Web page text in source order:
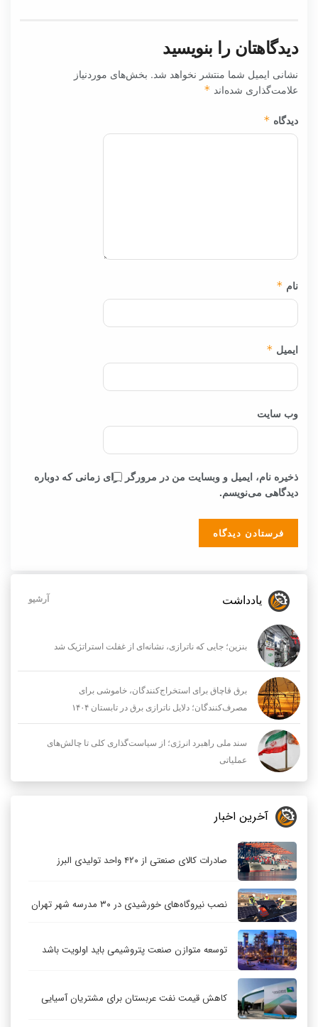
دیدگاهتان را بنویسید
نشانی ایمیل شما منتشر نخواهد شد. بخش‌های موردنیاز
علامت‌گذاری شده‌اند *
دیدگاه *
نام *
ایمیل *
وب‌ سایت
ذخیره نام، ایمیل و وبسایت من در مرورگر برای زمانی که دوباره
دیدگاهی می‌نویسم.
یادداشت آرشیو
بنزین؛ جایی که ناترازی، نشانه‌ای از غفلت استراتژیک شد
برق قاچاق برای استخراج‌کنندگان، خاموشی برای
مصرف‌کنندگان؛ دلایل ناترازی برق در تابستان ۱۴۰۴
سند ملی راهبرد انرژی؛ از سیاست‌گذاری کلی تا چالش‌های
عملیاتی
آخرین اخبار
صادرات کالای صنعتی از ۴۲۰ واحد تولیدی البرز
نصب نیروگاه‌های خورشیدی در ۳۰ مدرسه شهر تهران
توسعه متوازن صنعت پتروشیمی باید اولویت باشد
کاهش قیمت نفت عربستان برای مشتریان آسیایی